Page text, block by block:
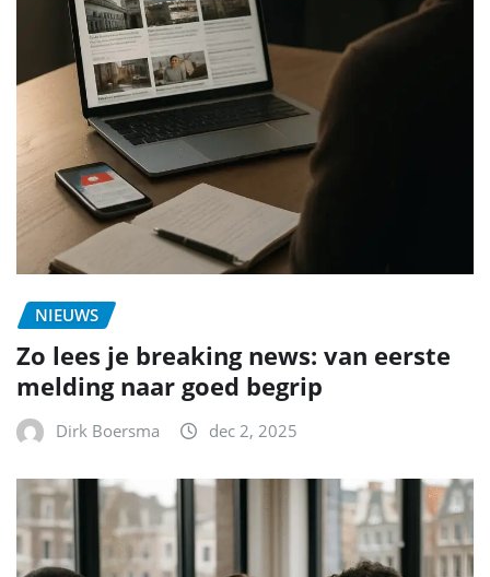
NIEUWS
Zo lees je breaking news: van eerste
melding naar goed begrip
Dirk Boersma dec 2, 2025